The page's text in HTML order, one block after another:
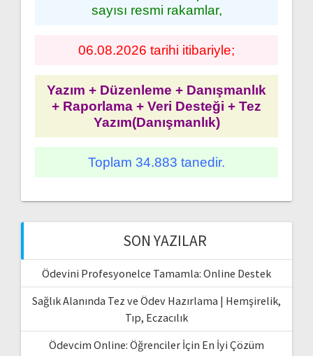
sayısı resmi rakamlar,
06.08.2026 tarihi itibariyle;
Yazım + Düzenleme + Danışmanlık
+ Raporlama + Veri Desteği + Tez
Yazım(Danışmanlık)
Toplam 34.883 tanedir.
SON YAZILAR
Ödevini Profesyonelce Tamamla: Online Destek
Sağlık Alanında Tez ve Ödev Hazırlama | Hemşirelik,
Tıp, Eczacılık
Ödevcim Online: Öğrenciler İçin En İyi Çözüm